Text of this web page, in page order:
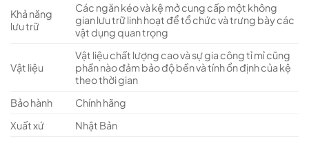
Khả năng
lưu trữ
Các ngăn kéo và kệ mở cung cấp một không
gian lưu trữ linh hoạt để tổ chức và trưng bày các
vật dụng quan trọng
Vật liệu
Vật liệu chất lượng cao và sự gia công tỉ mỉ cũng
phần nào đảm bảo độ bền và tính ổn định của kệ
theo thời gian
Bảo hành
Chính hãng
Xuất xứ
Nhật Bản